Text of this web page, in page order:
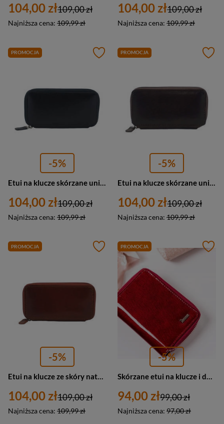
104,00 zł
Najniższa cena: 109,99 zł
109,00 zł 104,00 zł
Najniższa cena: 109,99 zł
109,00 zł
PROMOCJA
-5%
104,00 zł
Najniższa cena: 109,99 zł
109,00 zł
PROMOCJA
-5%
104,00 zł
Najniższa cena: 109,99 zł
109,00 zł
PROMOCJA
-5%
Etui na klucze ze skóry naturalnej unisex Barberini's 8183-6 małe brązowe
104,00 zł
Najniższa cena: 109,99 zł
109,00 zł
PROMOCJA
-5%
Skórzane etui na klucze i dokumenty czerwone Peterson PTN BC-6000-1414 RED
94,00 zł
Najniższa cena: 97,00 zł
99,00 zł